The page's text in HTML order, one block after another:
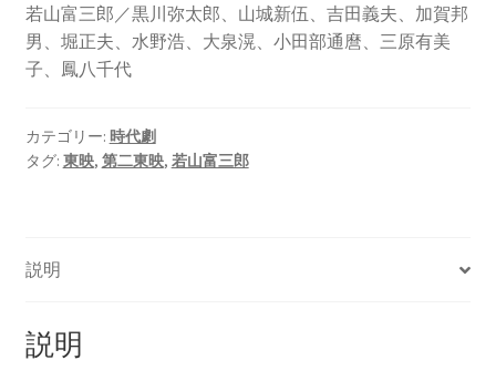
若山富三郎／黒川弥太郎、山城新伍、吉田義夫、加賀邦
男、堀正夫、水野浩、大泉滉、小田部通麿、三原有美
子、鳳八千代
カテゴリー: 時代劇
タグ: 東映, 第二東映, 若山富三郎
説明
説明